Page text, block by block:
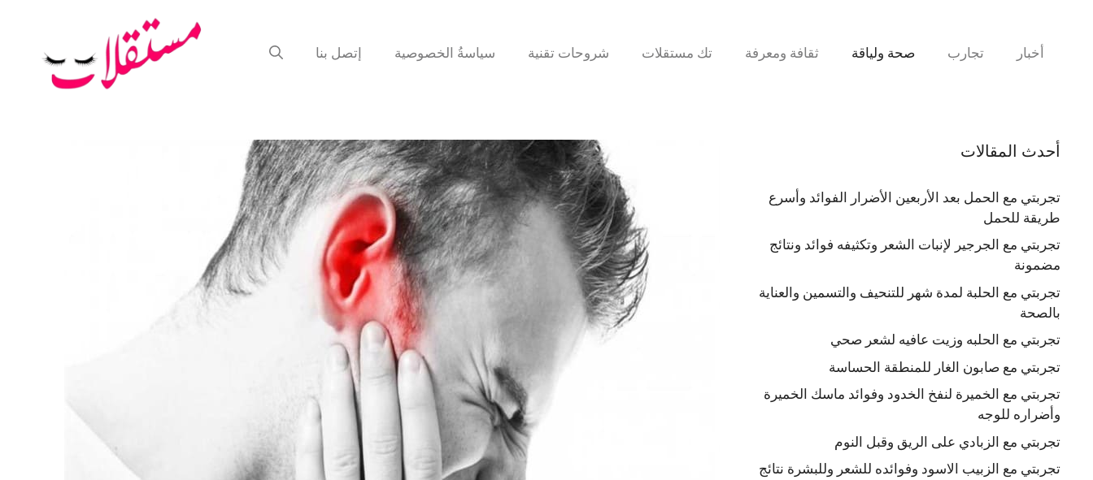
أخبار تجارب صحة ولياقة ثقافة ومعرفة تك مستقلات شروحات تقنية سياسةُ الخصوصية إتصل بنا
أحدث المقالات
تجربتي مع الحمل بعد الأربعين الأضرار الفوائد وأسرع
طريقة للحمل
تجربتي مع الجرجير لإنبات الشعر وتكثيفه فوائد ونتائج
مضمونة
تجربتي مع الحلبة لمدة شهر للتنحيف والتسمين والعناية
بالصحة
تجربتي مع الحلبه وزيت عافيه لشعر صحي
تجربتي مع صابون الغار للمنطقة الحساسة
تجربتي مع الخميرة لنفخ الخدود وفوائد ماسك الخميرة
وأضراره للوجه
تجربتي مع الزبادي على الريق وقبل النوم
تجربتي مع الزبيب الاسود وفوائده للشعر وللبشرة نتائج